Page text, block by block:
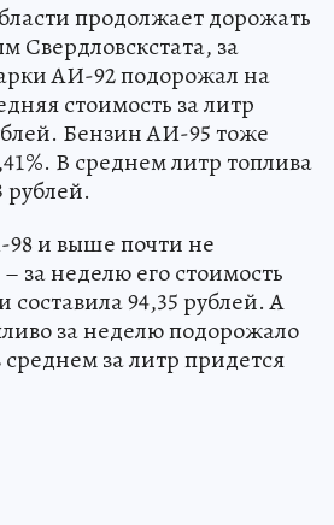
продолжает дорожать
Свердловскстата, за
АИ-92 подорожал на
стоимость за литр
Бензин АИ-95 тоже
В среднем литр топлива
рублей.
и выше почти не
за неделю его стоимость
составила 94,35 рублей. А
за неделю подорожало
среднем за литр придется